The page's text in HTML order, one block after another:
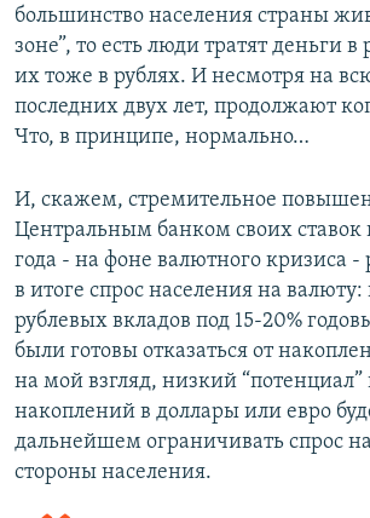
большинство населения страны
зоне”, то есть люди тратят деньги в
их тоже в рублях. И несмотря на
последних двух лет, продолжают
Что, в принципе, нормально…
И, скажем, стремительное
Центральным банком своих ставок
года - на фоне валютного кризиса -
в итоге спрос населения на
рублевых вкладов под 15-20%
были готовы отказаться от
на мой взгляд, низкий “потенциал”
накоплений в доллары или евро
дальнейшем ограничивать спрос
стороны населения.